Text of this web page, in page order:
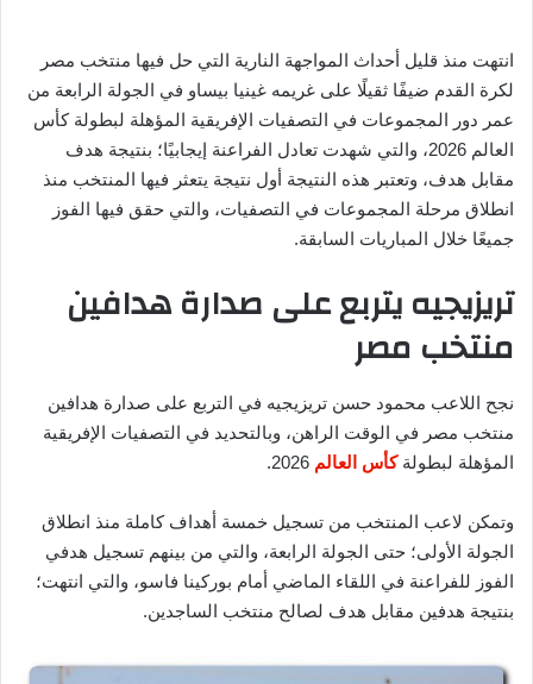
انتهت منذ قليل أحداث المواجهة النارية التي حل فيها منتخب مصر
لكرة القدم ضيفًا ثقيلًا على غريمه غينيا بيساو في الجولة الرابعة من
عمر دور المجموعات في التصفيات الإفريقية المؤهلة لبطولة كأس
العالم 2026، والتي شهدت تعادل الفراعنة إيجابيًا؛ بنتيجة هدف
مقابل هدف، وتعتبر هذه النتيجة أول نتيجة يتعثر فيها المنتخب منذ
انطلاق مرحلة المجموعات في التصفيات، والتي حقق فيها الفوز
جميعًا خلال المباريات السابقة.
تريزيجيه يتربع على صدارة هدافين
منتخب مصر
نجح اللاعب محمود حسن تريزيجيه في التربع على صدارة هدافين
منتخب مصر في الوقت الراهن، وبالتحديد في التصفيات الإفريقية
المؤهلة لبطولةكأس العالم
وتمكن لاعب المنتخب من تسجيل خمسة أهداف كاملة منذ انطلاق
الجولة الأولى؛ حتى الجولة الرابعة، والتي من بينهم تسجيل هدفي
الفوز للفراعنة في اللقاء الماضي أمام بوركينا فاسو، والتي انتهت؛
بنتيجة هدفين مقابل هدف لصالح منتخب الساجدين.